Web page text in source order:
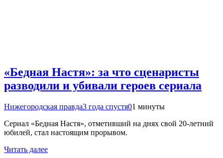
«Бедная Настя»: за что сценаристы
разводили и убивали героев сериала
Нижегородская правда3 года спустя01 минуты
Сериал «Бедная Настя», отметивший на днях свой 20-летний
юбилей, стал настоящим прорывом.
Читать далее